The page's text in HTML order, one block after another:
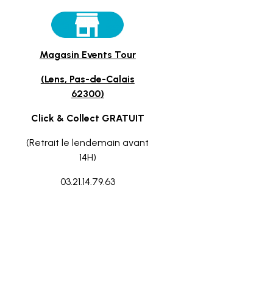
Magasin Events Tour
(Lens, Pas-de-Calais
62300)
Click & Collect GRATUIT
(Retrait le lendemain avant
14H)
03.21.14.79.63